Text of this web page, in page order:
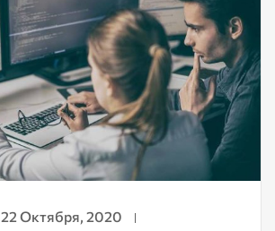
22 Октября, 2020